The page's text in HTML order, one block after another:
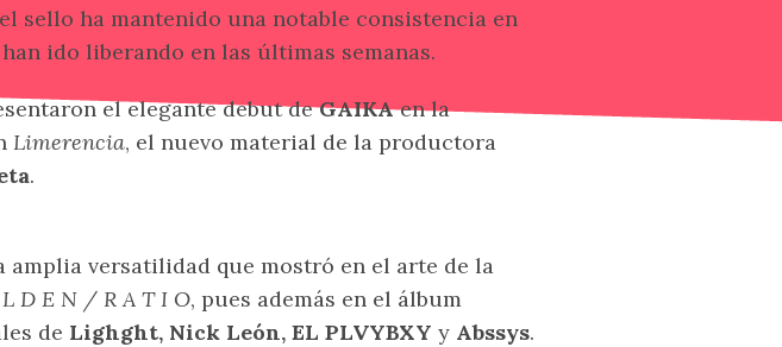
sello ha mantenido una notable consistencia en
ido liberando en las últimas semanas.
el elegante debut deGAIKAen la
Limerencia, el nuevo material de la productora
.
amplia versatilidad que mostró en el arte de la
D E N / R A T I O, pues además en el álbum
de Lighght, Nick León, EL PLVYBXY y Abssys.